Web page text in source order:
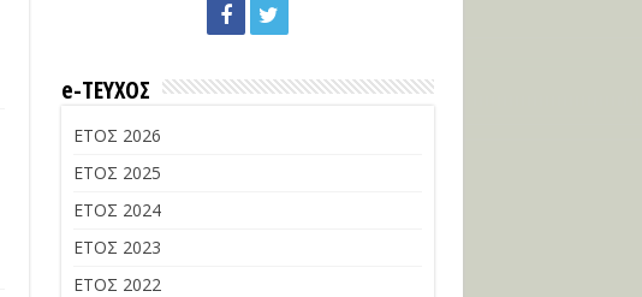
e-ΤΕΥΧΟΣ
ΕΤΟΣ 2026
ΕΤΟΣ 2025
ΕΤΟΣ 2024
ΕΤΟΣ 2023
ΕΤΟΣ 2022